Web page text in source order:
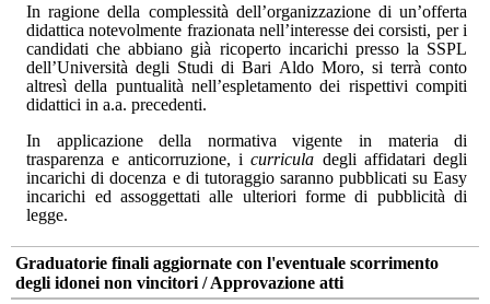
In ragione della complessità dell’organizzazione di un’offerta
didattica notevolmente frazionata nell’interesse dei corsisti, per i
candidati che abbiano già ricoperto incarichi presso la SSPL
dell’Università degli Studi di Bari Aldo Moro, si terrà conto
altresì della puntualità nell’espletamento dei rispettivi compiti
didattici in a.a. precedenti.
In applicazione della normativa vigente in materia di
trasparenza e anticorruzione, icurricula degli affidatari degli
incarichi di docenza e di tutoraggio saranno pubblicati su Easy
incarichi ed assoggettati alle ulteriori forme di pubblicità di
legge.
Graduatorie finali aggiornate con l'eventuale scorrimento
degli idonei non vincitori / Approvazione atti